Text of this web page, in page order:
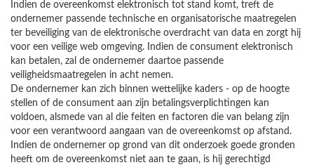
Indien de overeenkomst elektronisch tot stand komt, treft de
ondernemer passende technische en organisatorische maatregelen
ter beveiliging van de elektronische overdracht van data en zorgt hij
voor een veilige web omgeving. Indien de consument elektronisch
kan betalen, zal de ondernemer daartoe passende
veiligheidsmaatregelen in acht nemen.
De ondernemer kan zich binnen wettelijke kaders - op de hoogte
stellen of de consument aan zijn betalingsverplichtingen kan
voldoen, alsmede van al die feiten en factoren die van belang zijn
voor een verantwoord aangaan van de overeenkomst op afstand.
Indien de ondernemer op grond van dit onderzoek goede gronden
heeft om de overeenkomst niet aan te gaan, is hij gerechtigd